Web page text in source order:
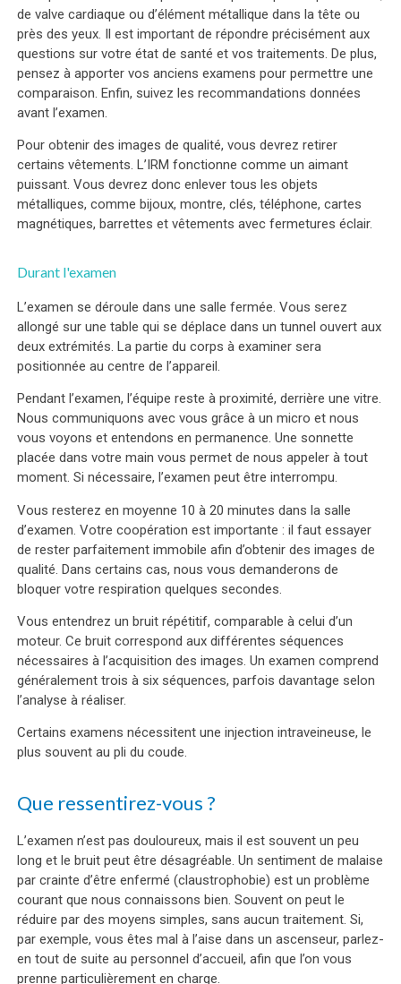
de valve cardiaque ou d’élément métallique dans la tête ou
près des yeux. Il est important de répondre précisément aux
questions sur votre état de santé et vos traitements. De plus,
pensez à apporter vos anciens examens pour permettre une
comparaison. Enfin, suivez les recommandations données
avant l’examen.
Pour obtenir des images de qualité, vous devrez retirer
certains vêtements. L’IRM fonctionne comme un aimant
puissant. Vous devrez donc enlever tous les objets
métalliques, comme bijoux, montre, clés, téléphone, cartes
magnétiques, barrettes et vêtements avec fermetures éclair.
Durant l'examen
L’examen se déroule dans une salle fermée. Vous serez
allongé sur une table qui se déplace dans un tunnel ouvert aux
deux extrémités. La partie du corps à examiner sera
positionnée au centre de l’appareil.
Pendant l’examen, l’équipe reste à proximité, derrière une vitre.
Nous communiquons avec vous grâce à un micro et nous
vous voyons et entendons en permanence. Une sonnette
placée dans votre main vous permet de nous appeler à tout
moment. Si nécessaire, l’examen peut être interrompu.
Vous resterez en moyenne 10 à 20 minutes dans la salle
d’examen. Votre coopération est importante : il faut essayer
de rester parfaitement immobile afin d’obtenir des images de
qualité. Dans certains cas, nous vous demanderons de
bloquer votre respiration quelques secondes.
Vous entendrez un bruit répétitif, comparable à celui d’un
moteur. Ce bruit correspond aux différentes séquences
nécessaires à l’acquisition des images. Un examen comprend
généralement trois à six séquences, parfois davantage selon
l’analyse à réaliser.
Certains examens nécessitent une injection intraveineuse, le
plus souvent au pli du coude.
Que ressentirez-vous ?
L’examen n’est pas douloureux, mais il est souvent un peu
long et le bruit peut être désagréable. Un sentiment de malaise
par crainte d’être enfermé (claustrophobie) est un problème
courant que nous connaissons bien. Souvent on peut le
réduire par des moyens simples, sans aucun traitement. Si,
par exemple, vous êtes mal à l’aise dans un ascenseur, parlez-
en tout de suite au personnel d’accueil, afin que l’on vous
prenne particulièrement en charge.